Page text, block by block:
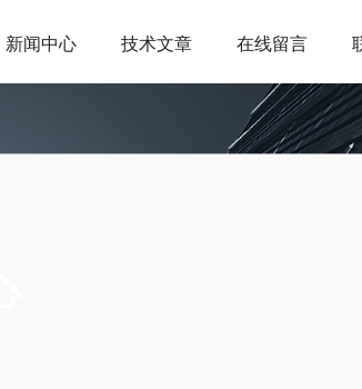
新闻中心 技术文章 在线留言